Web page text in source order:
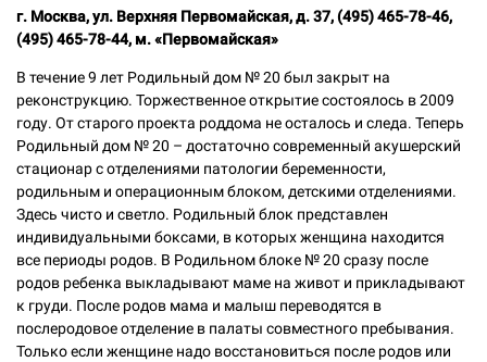
г. Москва, ул. Верхняя Первомайская, д. 37, (495) 465-78-46,
(495) 465-78-44, м. «Первомайская»
В течение 9 лет Родильный дом № 20 был закрыт на
реконструкцию. Торжественное открытие состоялось в 2009
году. От старого проекта роддома не осталось и следа. Теперь
Родильный дом № 20 – достаточно современный акушерский
стационар с отделениями патологии беременности,
родильным и операционным блоком, детскими отделениями.
Здесь чисто и светло. Родильный блок представлен
индивидуальными боксами, в которых женщина находится
все периоды родов. В Родильном блоке № 20 сразу после
родов ребенка выкладывают маме на живот и прикладывают
к груди. После родов мама и малыш переводятся в
послеродовое отделение в палаты совместного пребывания.
Только если женщине надо восстановиться после родов или